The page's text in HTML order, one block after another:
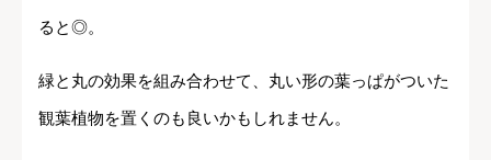
ると◎。
緑と丸の効果を組み合わせて、丸い形の葉っぱがついた
観葉植物を置くのも良いかもしれません。